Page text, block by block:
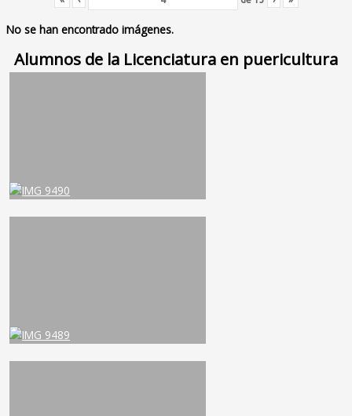
No se han encontrado imágenes.
Alumnos de la Licenciatura en puericultura